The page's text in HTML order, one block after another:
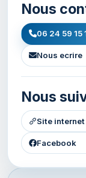
Nous
06 24 59 15
Nous ecrire
Nous
Site internet
Facebook